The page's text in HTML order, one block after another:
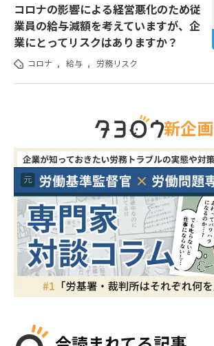
コロナの影響による経営悪化のため従
業員の給与減額を考えていますが、企
業にとってリスクはありますか？
コロナ , 給与 , 労務リスク
新企画